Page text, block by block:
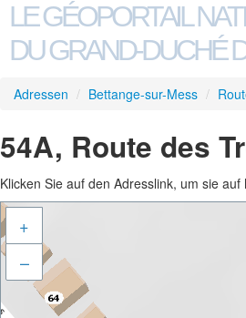
LE GÉOPORTAIL
DU GRAND-DUCHÉ
Adressen / Bettange-sur-Mess /
54A, Route des
Klicken Sie auf den Adresslink, um sie
+
–